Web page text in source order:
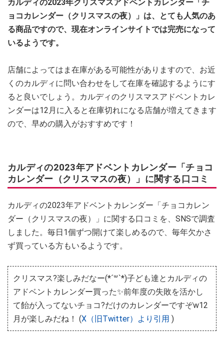
カルディの2023年クリスマスアドベントカレンダー「チ
ョコカレンダー（クリスマスの夜）」は、とても人気のあ
る商品ですので、現在オンラインサイトでは完売になって
いるようです。
店舗によってはま在庫がある可能性がありますので、お近
くのカルディに問い合わせをして在庫を確認するようにす
ると良いでしょう。カルディのクリスマスアドベントカレ
ンダーは12月に入ると在庫切れになる店舗が増えてきます
ので、早めの購入がおすすめです！
カルディの2023年アドベントカレンダー「チョコ
カレンダー（クリスマスの夜）」に関する口コミ
カルディの2023年アドベントカレンダー「チョコカレン
ダー（クリスマスの夜）」に関する口コミを、SNSで調査
しました。毎日1個ずつ開けて楽しめるので、毎年欠かさ
ず買っている方もいるようです。
クリスマス?楽しみだなー(*´꒳`*)子ども達とカルディの
アドベントカレンダー買った✨前年度の失敗を活かし
て飴が入ってないチョコ?だけのカレンダーですぞw12
月が楽しみだね！ (X（旧Twitter）より引用 )